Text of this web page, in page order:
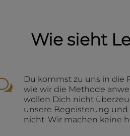
Wie sieht
Du kommst zu uns in die
wie wir die Methode
wollen Dich nicht
unsere Begeisterung und
nicht. Wir machen keine